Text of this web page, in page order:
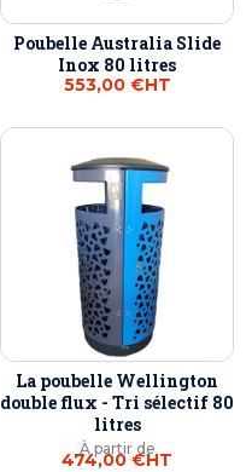
Poubelle Australia Slide
Inox 80 litres
553,00 €HT
La poubelle Wellington
double flux - Tri sélectif 80
litres
À partir de
474,00 €HT